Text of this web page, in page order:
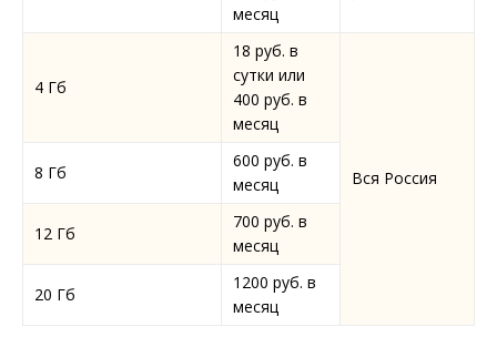
месяц
4 Гб
18 руб. в
сутки или
400 руб. в
месяц
Вся Россия
8 Гб
600 руб. в
месяц
12 Гб
700 руб. в
месяц
20 Гб
1200 руб. в
месяц